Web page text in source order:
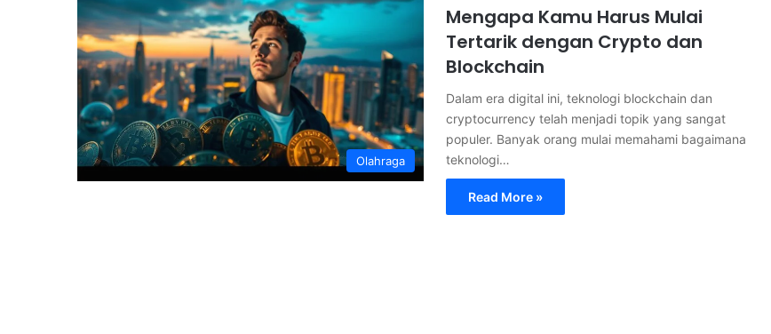
Olahraga
Mengapa Kamu Harus Mulai
Tertarik dengan Crypto dan
Blockchain
Dalam era digital ini, teknologi blockchain dan
cryptocurrency telah menjadi topik yang sangat
populer. Banyak orang mulai memahami bagaimana
teknologi…
Read More »